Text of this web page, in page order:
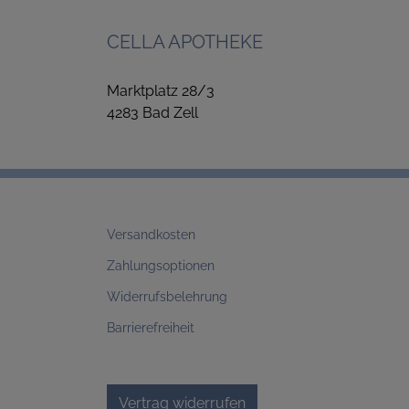
CELLA APOTHEKE
Marktplatz 28/3
4283 Bad Zell
Versandkosten
Zahlungsoptionen
Widerrufsbelehrung
Barrierefreiheit
Vertrag widerrufen